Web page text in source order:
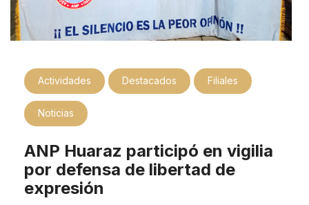
Actividades Destacados Filiales
Noticias
ANP Huaraz participó en vigilia
por defensa de libertad de
expresión